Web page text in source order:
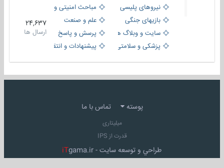
نیروهای پلیسی
مباحث امنیتی و اطلاعاتی
بازیهای جنگی
علم و صنعت
سایت و وبلاگ ها
پرسش و پاسخ
پزشکی و سلامتی
پیشنهادات و انتقادات
24,637
ارسال ها
پوسته تماس با ما
میلیتاری
قدرت از IPS
طراحي و توسعه سايت - iTgama.ir